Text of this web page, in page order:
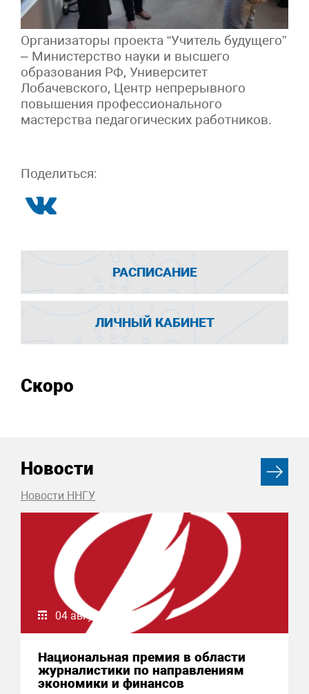
Организаторы проекта “Учитель будущего”
– Министерство науки и высшего
образования РФ, Университет
Лобачевского, Центр непрерывного
повышения профессионального
мастерства педагогических работников.
Поделиться:
РАСПИСАНИЕ
ЛИЧНЫЙ КАБИНЕТ
Скоро
Новости
Новости ННГУ
04 августа 2026
Национальная премия в области
журналистики по направлениям
экономики и финансов